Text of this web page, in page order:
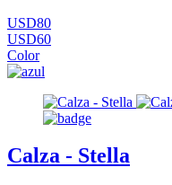
USD80
USD60
Color
Calza - Stella